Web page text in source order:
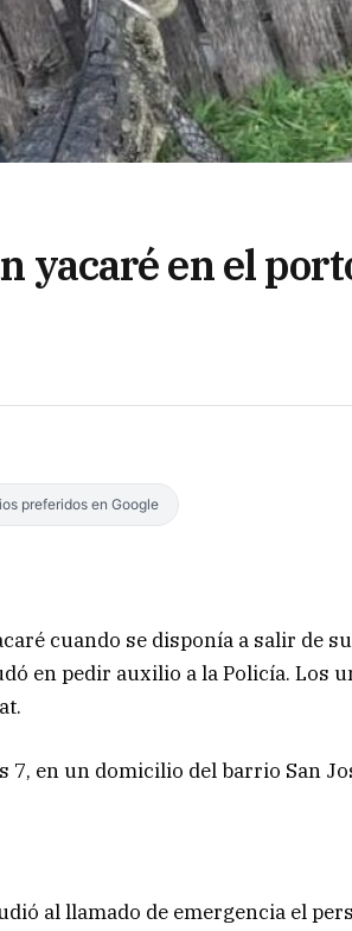
yacaré en el
preferidos en Google
cuando se disponía a salir de
en pedir auxilio a la Policía. Los
en un domicilio del barrio San
al llamado de emergencia el